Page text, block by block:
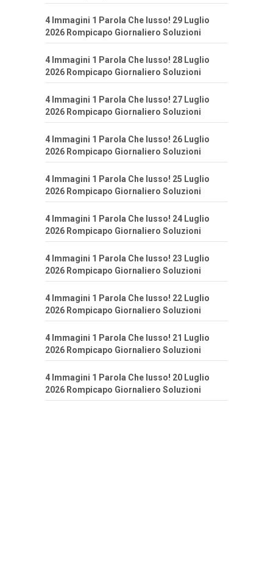
4 Immagini 1 Parola Che lusso! 29 Luglio
2026 Rompicapo Giornaliero Soluzioni
4 Immagini 1 Parola Che lusso! 28 Luglio
2026 Rompicapo Giornaliero Soluzioni
4 Immagini 1 Parola Che lusso! 27 Luglio
2026 Rompicapo Giornaliero Soluzioni
4 Immagini 1 Parola Che lusso! 26 Luglio
2026 Rompicapo Giornaliero Soluzioni
4 Immagini 1 Parola Che lusso! 25 Luglio
2026 Rompicapo Giornaliero Soluzioni
4 Immagini 1 Parola Che lusso! 24 Luglio
2026 Rompicapo Giornaliero Soluzioni
4 Immagini 1 Parola Che lusso! 23 Luglio
2026 Rompicapo Giornaliero Soluzioni
4 Immagini 1 Parola Che lusso! 22 Luglio
2026 Rompicapo Giornaliero Soluzioni
4 Immagini 1 Parola Che lusso! 21 Luglio
2026 Rompicapo Giornaliero Soluzioni
4 Immagini 1 Parola Che lusso! 20 Luglio
2026 Rompicapo Giornaliero Soluzioni